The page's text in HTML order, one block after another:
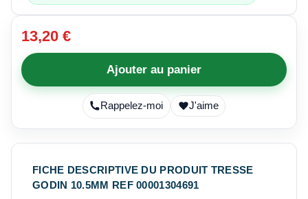
13,20 €
Ajouter au panier
Rappelez-moi J'aime
FICHE DESCRIPTIVE DU PRODUIT TRESSE
GODIN 10.5MM REF 00001304691